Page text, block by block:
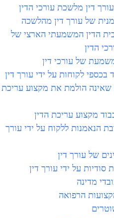
דין מלשכת עורכי הדין
של עורך דין מהלשכה
הדין המשמעתי הארצי של
הדין
של עורכי דין
בכספי לקוחות על ידי עורך דין
שאינה הולמת את מקצוע עריכת
מקצוע עריכת הדין
הנאמנות ללקוח על ידי עורך
של עורך דין
סודיות על ידי עורך דין
מדינה
הרפואה